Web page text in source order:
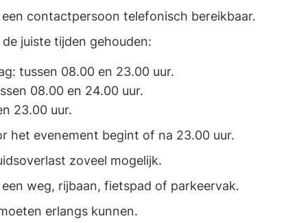
selecteren.
contactpersoon telefonisch bereikbaar.
juiste tijden gehouden:
tussen 08.00 en 23.00 uur.
08.00 en 24.00 uur.
23.00 uur.
het evenement begint of na 23.00 uur.
zoveel mogelijk.
weg, rijbaan, fietspad of parkeervak.
erlangs kunnen.